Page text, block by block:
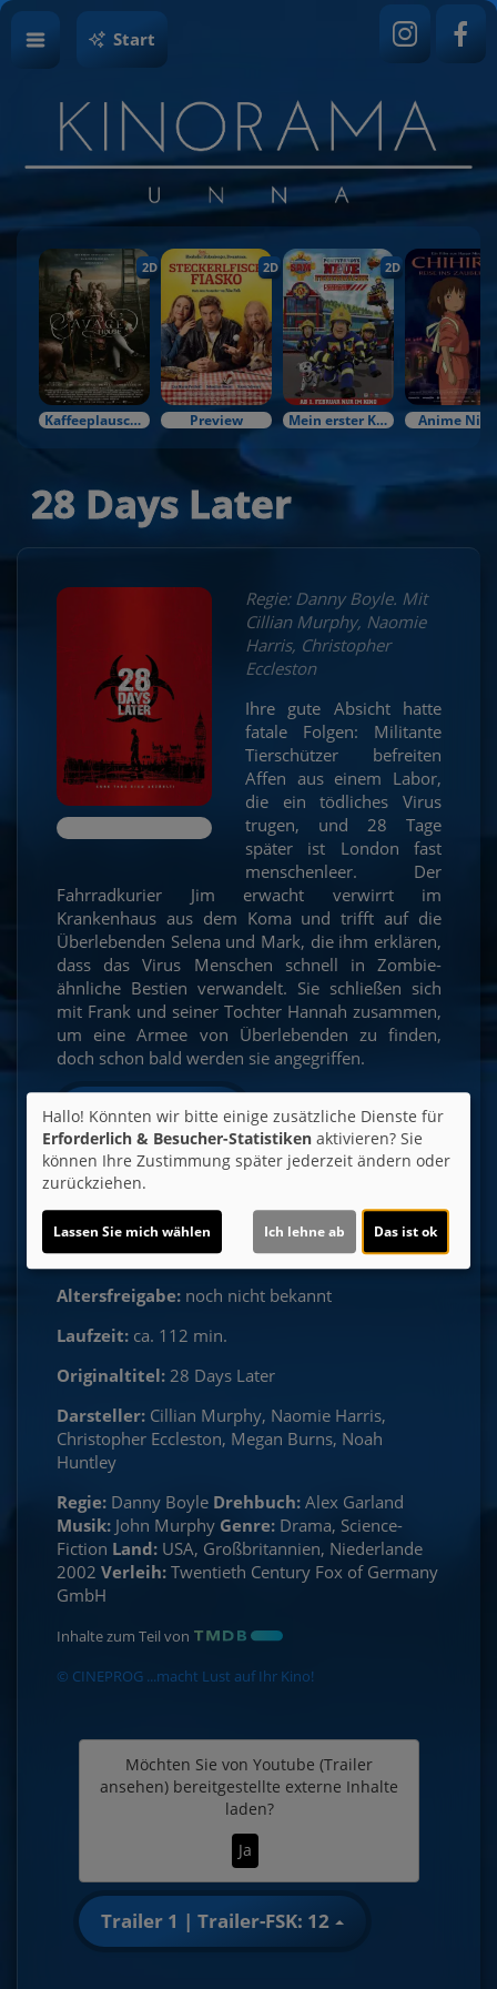
Start
2D
Kaffeeplausch & Kinozauber
2D
Preview
2D
Mein erster Kinobesuch Anime
28 Days Later
Regie: Danny Boyle. Mit
Cillian Murphy, Naomie
Harris, Christopher
Eccleston
Ihre gute Absicht hatte
fatale Folgen: Militante
Tierschützer befreiten
Affen aus einem Labor,
die ein tödliches Virus
trugen, und 28 Tage
später ist London fast
menschenleer. Der
Fahrradkurier Jim erwacht verwirrt im
Krankenhaus aus dem Koma und trifft auf die
Überlebenden Selena und Mark, die ihm erklären,
dass das Virus Menschen schnell in Zombie-
ähnliche Bestien verwandelt. Sie schließen sich
mit Frank und seiner Tochter Hannah zusammen,
um eine Armee von Überlebenden zu finden,
doch schon bald werden sie angegriffen.
Ticket-Alarm
Altersfreigabe: noch nicht bekannt
Laufzeit: ca. 112 min.
Originaltitel: 28 Days Later
Darsteller: Cillian Murphy, Naomie Harris,
Christopher Eccleston, Megan Burns, Noah
Huntley
Regie: Danny Boyle Drehbuch: Alex Garland
Musik: John Murphy Genre: Drama, Science-
Fiction Land: USA, Großbritannien, Niederlande
2002 Verleih: Twentieth Century Fox of Germany
GmbH
Inhalte zum Teil von
© CINEPROG ...macht Lust auf Ihr Kino!
Möchten Sie von Youtube (Trailer
ansehen) bereitgestellte externe Inhalte
laden?
Ja
Trailer 1 | Trailer-FSK: 12
Hallo! Könnten wir bitte einige zusätzliche Dienste für
Erforderlich & Besucher-Statistiken aktivieren? Sie
können Ihre Zustimmung später jederzeit ändern oder
zurückziehen.
Lassen Sie mich wählen Ich lehne ab Das ist ok